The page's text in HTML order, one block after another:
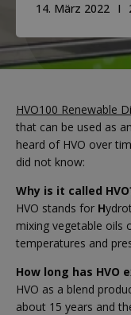
14. März 2022
HVO100 Renewable
that can be used as
heard of HVO over
did not know:
Why is it called
HVO stands for H
mixing vegetable oils
temperatures and
How long has HVO
HVO as a blend
about 15 years and